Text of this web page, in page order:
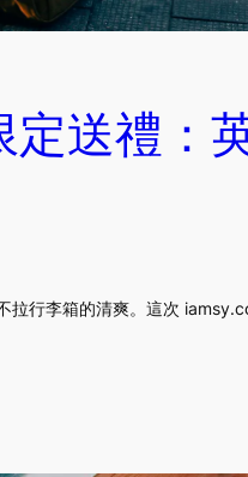
定送禮：
行李箱的清爽。這次